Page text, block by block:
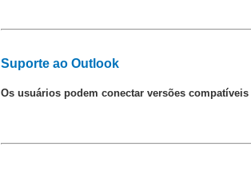
Suporte ao Outlook
Os usuários podem conectar versões